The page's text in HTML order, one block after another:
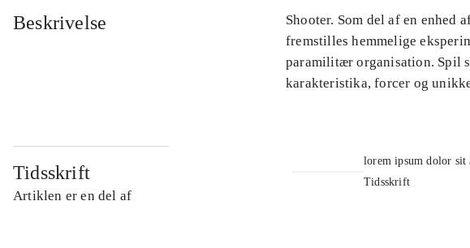
Beskrivelse
Shooter. Som del af en enhed
fremstilles hemmelige
paramilitær organisation. Spil
karakteristika, forcer og
Tidsskrift
Artiklen er en del af
lorem ipsum dolor sit
Tidsskrift